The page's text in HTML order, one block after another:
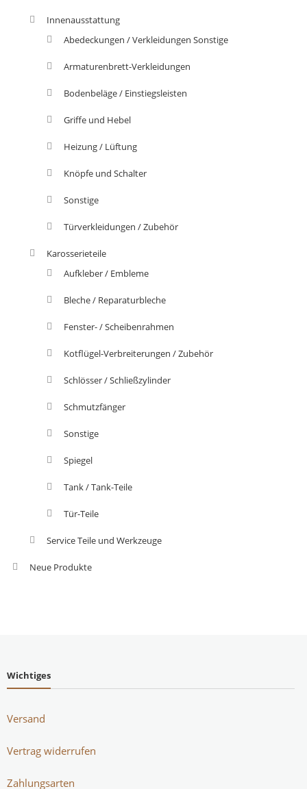
Innenausstattung
Abedeckungen / Verkleidungen Sonstige
Armaturenbrett-Verkleidungen
Bodenbeläge / Einstiegsleisten
Griffe und Hebel
Heizung / Lüftung
Knöpfe und Schalter
Sonstige
Türverkleidungen / Zubehör
Karosserieteile
Aufkleber / Embleme
Bleche / Reparaturbleche
Fenster- / Scheibenrahmen
Kotflügel-Verbreiterungen / Zubehör
Schlösser / Schließzylinder
Schmutzfänger
Sonstige
Spiegel
Tank / Tank-Teile
Tür-Teile
Service Teile und Werkzeuge
Neue Produkte
Wichtiges
Versand
Vertrag widerrufen
Zahlungsarten